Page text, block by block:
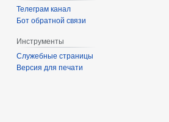
Телеграм канал
Бот обратной связи
Инструменты
Служебные страницы
Версия для печати